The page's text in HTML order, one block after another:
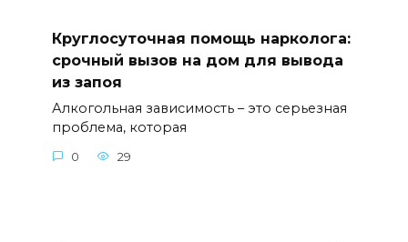
Круглосуточная помощь нарколога:
срочный вызов на дом для вывода
из запоя
Алкогольная зависимость – это серьезная
проблема, которая
0 29